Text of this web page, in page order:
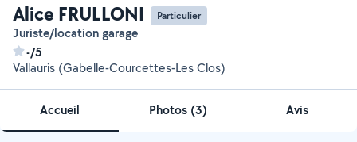
Alice FRULLONI Particulier
Juriste/location garage
-/5
Vallauris (Gabelle-Courcettes-Les Clos)
Accueil Photos (3) Avis